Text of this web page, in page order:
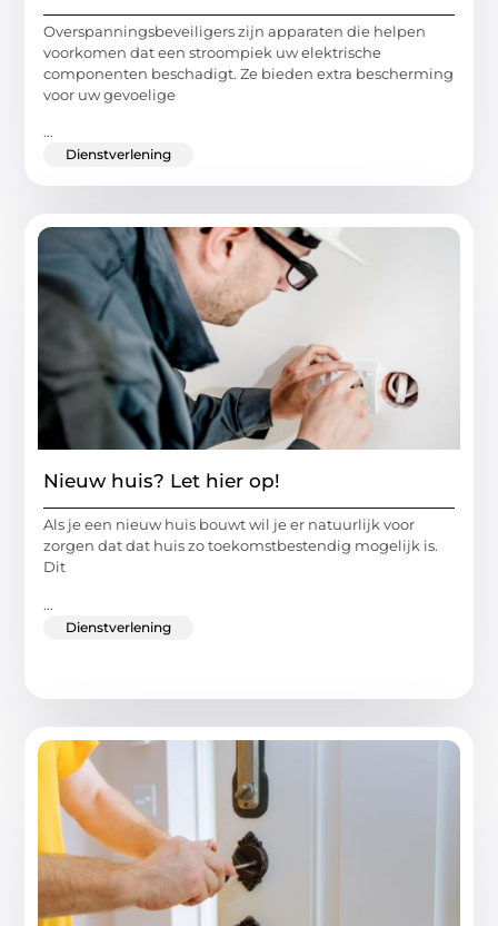
Overspanningsbeveiligers zijn apparaten die helpen
voorkomen dat een stroompiek uw elektrische
componenten beschadigt. Ze bieden extra bescherming
voor uw gevoelige
...
Dienstverlening
Nieuw huis? Let hier op!
Als je een nieuw huis bouwt wil je er natuurlijk voor
zorgen dat dat huis zo toekomstbestendig mogelijk is.
Dit
...
Dienstverlening